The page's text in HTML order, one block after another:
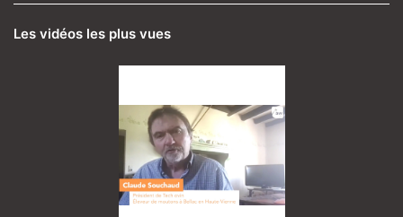
Les vidéos les plus vues